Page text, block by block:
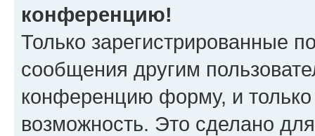
конференцию!
Только зарегистрированные
сообщения другим
конференцию форму, и
возможность. Это сделано